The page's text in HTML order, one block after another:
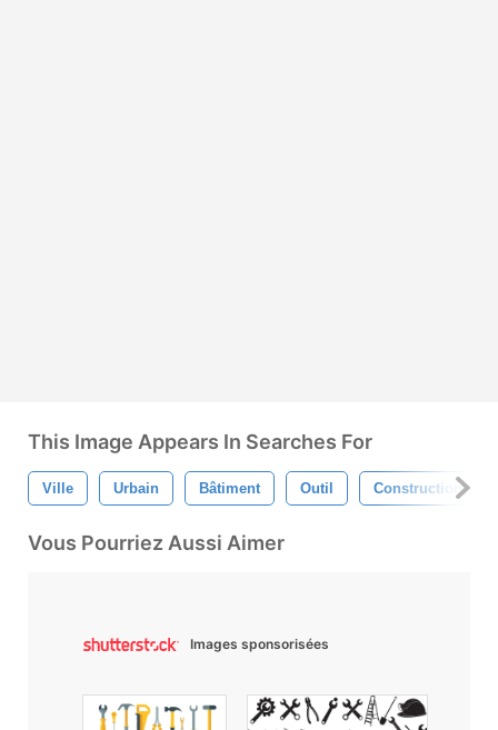
This Image Appears In Searches For
Ville Urbain Bâtiment Outil Construction
Vous Pourriez Aussi Aimer
Images sponsorisées